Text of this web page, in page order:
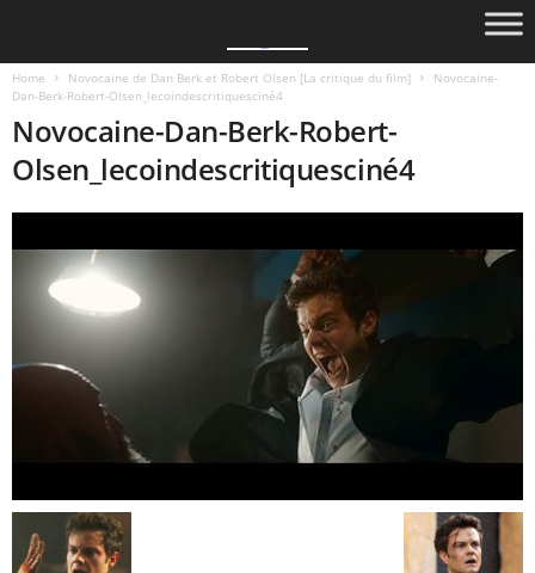
Home Novocaine de Dan Berk et Robert Olsen [La critique du film]
Novocaine-
Dan-Berk-Robert-Olsen_lecoindescritiquesciné4
Novocaine-Dan-Berk-Robert-
Olsen_lecoindescritiquesciné4